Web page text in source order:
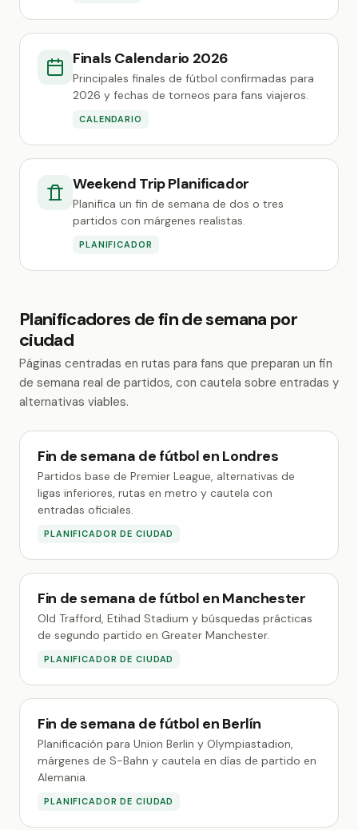
Finals Calendario 2026
Principales finales de fútbol confirmadas para
2026 y fechas de torneos para fans viajeros.
CALENDARIO
Weekend Trip Planificador
Planifica un fin de semana de dos o tres
partidos con márgenes realistas.
PLANIFICADOR
Planificadores de fin de semana por
ciudad
Páginas centradas en rutas para fans que preparan un fin
de semana real de partidos, con cautela sobre entradas y
alternativas viables.
Fin de semana de fútbol en Londres
Partidos base de Premier League, alternativas de
ligas inferiores, rutas en metro y cautela con
entradas oficiales.
PLANIFICADOR DE CIUDAD
Fin de semana de fútbol en Manchester
Old Trafford, Etihad Stadium y búsquedas prácticas
de segundo partido en Greater Manchester.
PLANIFICADOR DE CIUDAD
Fin de semana de fútbol en Berlín
Planificación para Union Berlin y Olympiastadion,
márgenes de S-Bahn y cautela en días de partido en
Alemania.
PLANIFICADOR DE CIUDAD